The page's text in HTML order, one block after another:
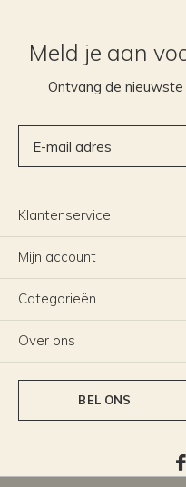
Meld je aan
Ontvang de
Klantenservice
Mijn account
Categorieën
Over ons
BEL ONS